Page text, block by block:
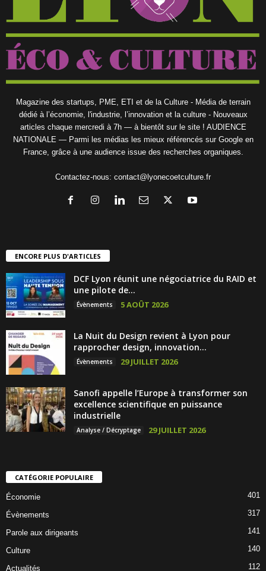
Magazine des startups, PME, ETI et de la Culture - Média de terrain
dédié à l’économie, l'industrie, l’innovation et la culture - Nouveaux
articles chaque mercredi à 7h — à bientôt sur le site ! AUDIENCE
NATIONALE — Parmi les médias les mieux référencés sur Google en
France, grâce à une audience issue des recherches organiques.
Contactez-nous: contact@lyonecoetculture.fr
ENCORE PLUS D'ARTICLES
DCF Lyon réunit une négociatrice du RAID et
une pilote de...
Évènements 5 AOÛT 2026
La Nuit du Design revient à Lyon pour
rapprocher design, innovation...
Évènements 29 JUILLET 2026
Sanofi appelle l’Europe à transformer son
excellence scientifique en puissance
industrielle
Analyse / Décryptage 29 JUILLET 2026
CATÉGORIE POPULAIRE
Économie 401
Évènements 317
Parole aux dirigeants 141
Culture 140
Actualités 112